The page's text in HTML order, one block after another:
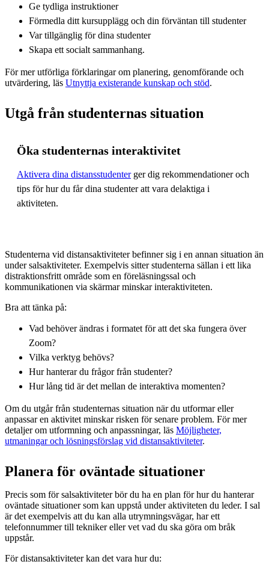
Ge tydliga instruktioner
Förmedla ditt kursupplägg och din förväntan till studenter
Var tillgänglig för dina studenter
Skapa ett socialt sammanhang.
För mer utförliga förklaringar om planering, genomförande och
utvärdering, läs Utnyttja existerande kunskap och stöd.
Utgå från studenternas situation
Öka studenternas interaktivitet
Aktivera dina distansstudenterger dig rekommendationer och
tips för hur du får dina studenter att vara delaktiga i
aktiviteten.
Studenterna vid distansaktiviteter befinner sig i en annan situation än
under salsaktiviteter. Exempelvis sitter studenterna sällan i ett lika
distraktionsfritt område som en föreläsningssal och
kommunikationen via skärmar minskar interaktiviteten.
Bra att tänka på:
Vad behöver ändras i formatet för att det ska fungera över
Zoom?
Vilka verktyg behövs?
Hur hanterar du frågor från studenter?
Hur lång tid är det mellan de interaktiva momenten?
Om du utgår från studenternas situation när du utformar eller
anpassar en aktivitet minskar risken för senare problem. För mer
detaljer om utformning och anpassningar, läs Möjligheter,
utmaningar och lösningsförslag vid distansaktiviteter.
Planera för oväntade situationer
Precis som för salsaktiviteter bör du ha en plan för hur du hanterar
oväntade situationer som kan uppstå under aktiviteten du leder. I sal
är det exempelvis att du kan alla utrymningsvägar, har ett
telefonnummer till tekniker eller vet vad du ska göra om bråk
uppstår.
För distansaktiviteter kan det vara hur du: